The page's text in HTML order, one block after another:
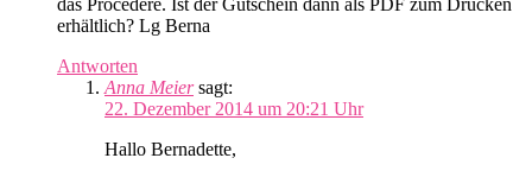
erhältlich? Lg Berna
Antworten
Anna Meier sagt:
22. Dezember 2014 um 20:21 Uhr
Hallo Bernadette,